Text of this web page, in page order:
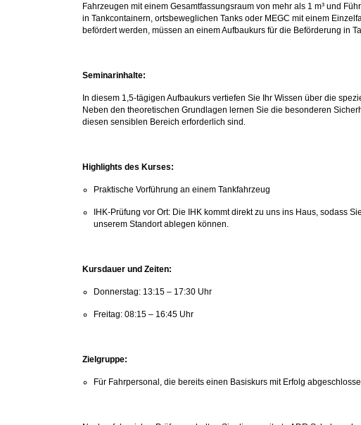
Fahrzeugen mit einem Gesamtfassungsraum von mehr als 1 m³ und
in Tankcontainern, ortsbeweglichen Tanks oder MEGC mit einem
befördert werden, müssen an einem Aufbaukurs für die Beförde­rung in
Seminarinhalte:
In diesem 1,5-tägigen Aufbaukurs vertiefen Sie Ihr Wissen über die
Neben den theoretischen Grundlagen lernen Sie die besonderen
diesen sensiblen Bereich erforderlich sind.
Highlights des Kurses:
Praktische Vorführung an einem Tankfahrzeug
IHK-Prüfung vor Ort: Die IHK kommt direkt zu uns ins Haus, sodass
unserem Standort ablegen können.
Kursdauer und Zeiten:
Donnerstag: 13:15 – 17:30 Uhr
Freitag: 08:15 – 16:45 Uhr
Zielgruppe:
Für Fahrpersonal, die bereits einen Basiskurs mit Erfolg